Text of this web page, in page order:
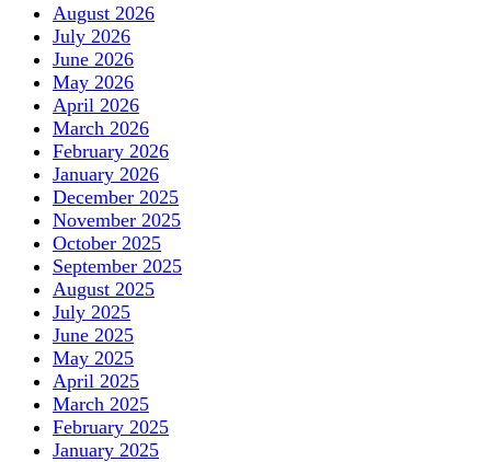
August 2026
July 2026
June 2026
May 2026
April 2026
March 2026
February 2026
January 2026
December 2025
November 2025
October 2025
September 2025
August 2025
July 2025
June 2025
May 2025
April 2025
March 2025
February 2025
January 2025